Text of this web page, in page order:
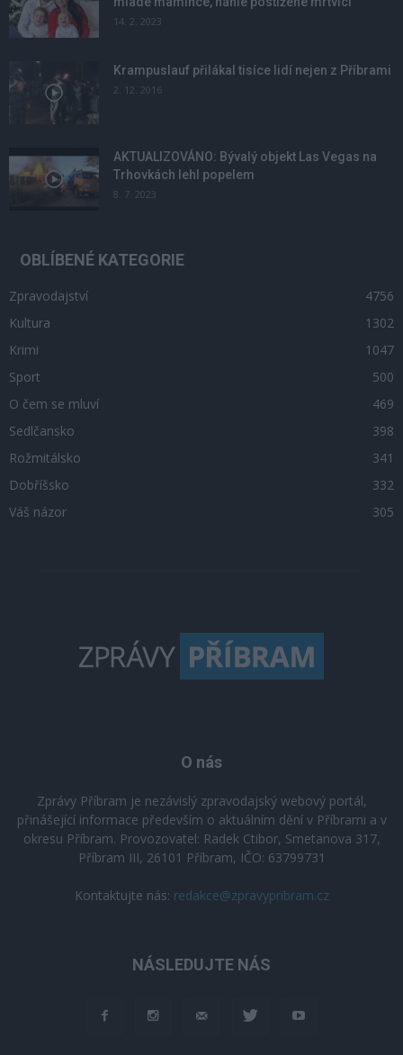
14. 2. 2023
Krampuslauf přilákal tisíce lidí nejen z Příbrami
2. 12. 2016
AKTUALIZOVÁNO: Bývalý objekt Las Vegas na
Trhovkách lehl popelem
8. 7. 2023
OBLÍBENÉ KATEGORIE
Zpravodajství
4756
Kultura
1302
Krimi
1047
Sport
500
O čem se mluví
469
Sedlčansko
398
Rožmitálsko
341
Dobříšsko
332
Váš názor
305
O nás
Zprávy Příbram je nezávislý zpravodajský webový portál,
přinášející informace především o aktuálním dění v Příbrami a v
okresu Příbram. Provozovatel: Radek Ctibor, Smetanova 317,
Příbram III, 26101 Příbram, IČO: 63799731
Kontaktujte nás: redakce@zpravypribram.cz
NÁSLEDUJTE NÁS